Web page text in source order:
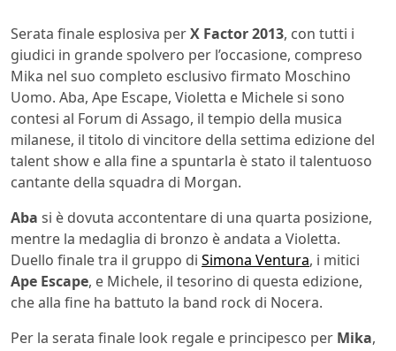
Serata finale esplosiva perX Factor 2013, con tutti i
giudici in grande spolvero per l’occasione, compreso
Mika nel suo completo esclusivo firmato Moschino
Uomo. Aba, Ape Escape, Violetta e Michele si sono
contesi al Forum di Assago, il tempio della musica
milanese, il titolo di vincitore della settima edizione del
talent show e alla fine a spuntarla è stato il talentuoso
cantante della squadra di Morgan.
Aba si è dovuta accontentare di una quarta posizione,
mentre la medaglia di bronzo è andata a Violetta.
Duello finale tra il gruppo di Simona Ventura, i mitici
Ape Escape, e Michele, il tesorino di questa edizione,
che alla fine ha battuto la band rock di Nocera.
Per la serata finale look regale e principesco per Mika,